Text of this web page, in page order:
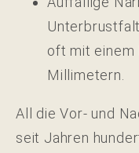
oft mit einem
Millimetern.
All die Vor- und
seit Jahren